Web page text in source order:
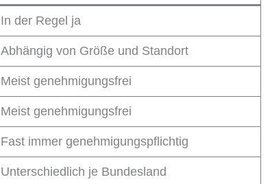
In der Regel ja
Abhängig von Größe und Standort
Meist genehmigungsfrei
Meist genehmigungsfrei
Fast immer genehmigungspflichtig
Unterschiedlich je Bundesland